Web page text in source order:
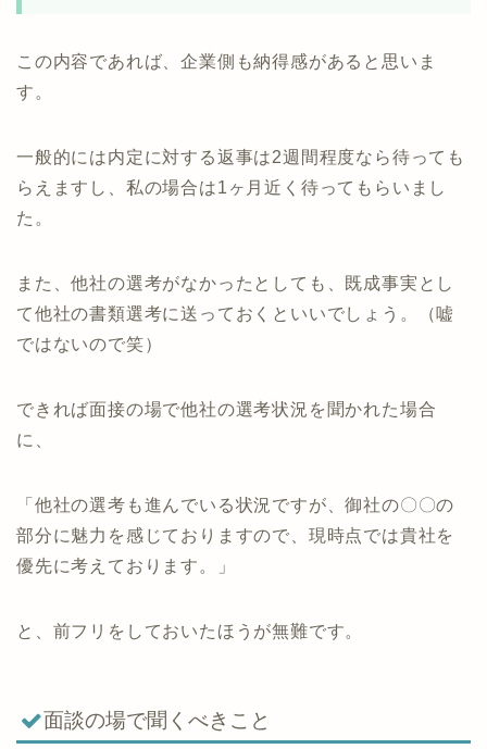
この内容であれば、企業側も納得感があると思いま
す。
一般的には内定に対する返事は2週間程度なら待っても
らえますし、私の場合は1ヶ月近く待ってもらいまし
た。
また、他社の選考がなかったとしても、既成事実とし
て他社の書類選考に送っておくといいでしょう。（嘘
ではないので笑）
できれば面接の場で他社の選考状況を聞かれた場合
に、
「他社の選考も進んでいる状況ですが、御社の〇〇の
部分に魅力を感じておりますので、現時点では貴社を
優先に考えております。」
と、前フリをしておいたほうが無難です。
面談の場で聞くべきこと